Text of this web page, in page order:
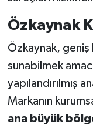
Özkaynak
Özkaynak, geniş
sunabilmek
yapılandırılmış
Markanın
ana büyük